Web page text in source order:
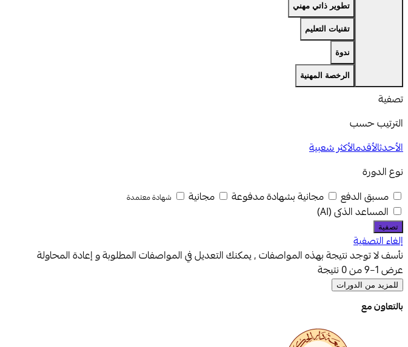
تطوير ذاتي مهني
تقنيات التعليم
ندوة
الرخصة المهنية
تصفية
الترتيب حسب
الأحدثالأقدمالأكثر شعبية
نوع الدورة
مسبق الدفع
مجانية بشهادة مدفوعة مجانية شهادة معتمدة
المساعد الذكى (AI)
إلغاء التصفية
نأسف لا توجد نتيجة بهذه المواصفات , يمكنك التعديل في المواصفات المطلوبة و إعادة المحاولة
عرض1–9 من0 نتيجة
للمزيد من الدورات
بالتعاون مع